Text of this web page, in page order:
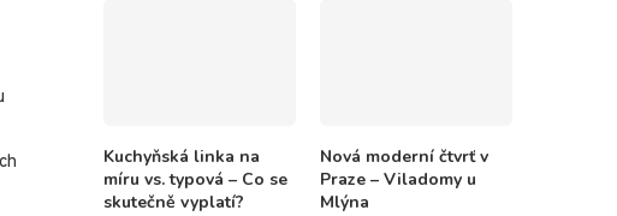
Kuchyňská linka na
míru vs. typová – Co se
skutečně vyplatí?
Nová moderní čtvrť v
Praze – Viladomy u
Mlýna